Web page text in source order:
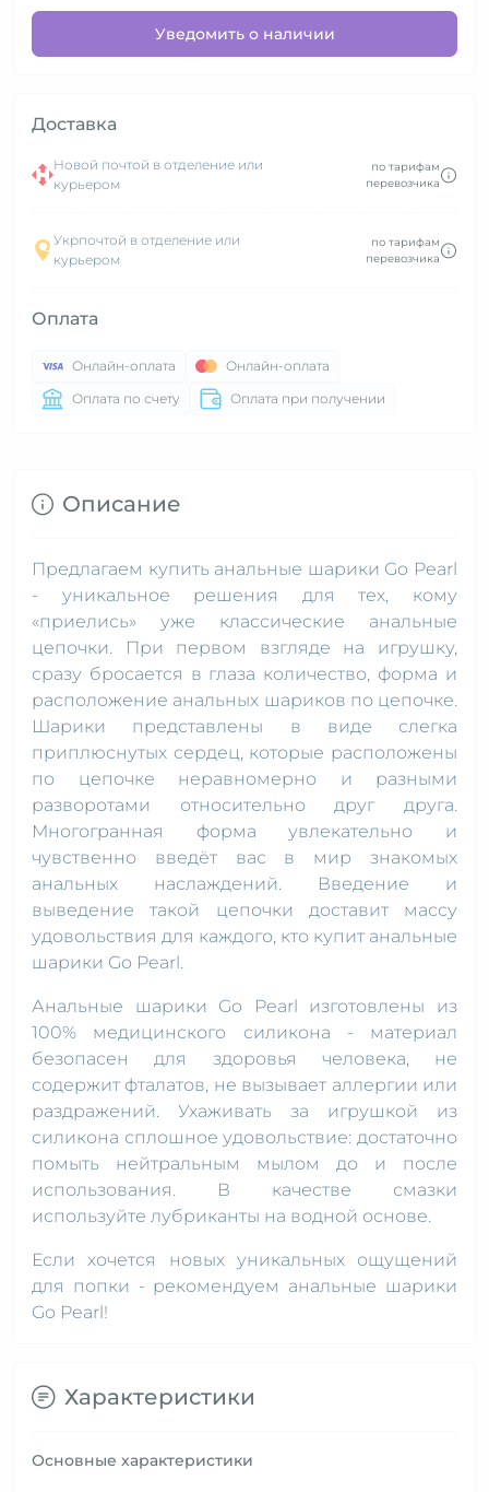
Уведомить о наличии
Доставка
Новой почтой в отделение или
курьером
по тарифам
перевозчика
Укрпочтой в отделение или
курьером
по тарифам
перевозчика
Оплата
Онлайн-оплата
Онлайн-оплата
Оплата по счету
Оплата при получении
Описание
Предлагаем купить анальные шарики Go Pearl
- уникальное решения для тех, кому
«приелись» уже классические анальные
цепочки. При первом взгляде на игрушку,
сразу бросается в глаза количество, форма и
расположение анальных шариков по цепочке.
Шарики представлены в виде слегка
приплюснутых сердец, которые расположены
по цепочке неравномерно и разными
разворотами относительно друг друга.
Многогранная форма увлекательно и
чувственно введёт вас в мир знакомых
анальных наслаждений. Введение и
выведение такой цепочки доставит массу
удовольствия для каждого, кто купит анальные
шарики Go Pearl.
Анальные шарики Go Pearl изготовлены из
100% медицинского силикона - материал
безопасен для здоровья человека, не
содержит фталатов, не вызывает аллергии или
раздражений. Ухаживать за игрушкой из
силикона сплошное удовольствие: достаточно
помыть нейтральным мылом до и после
использования. В качестве смазки
используйте лубриканты на водной основе.
Если хочется новых уникальных ощущений
для попки - рекомендуем анальные шарики
Go Pearl!
Характеристики
Основные характеристики